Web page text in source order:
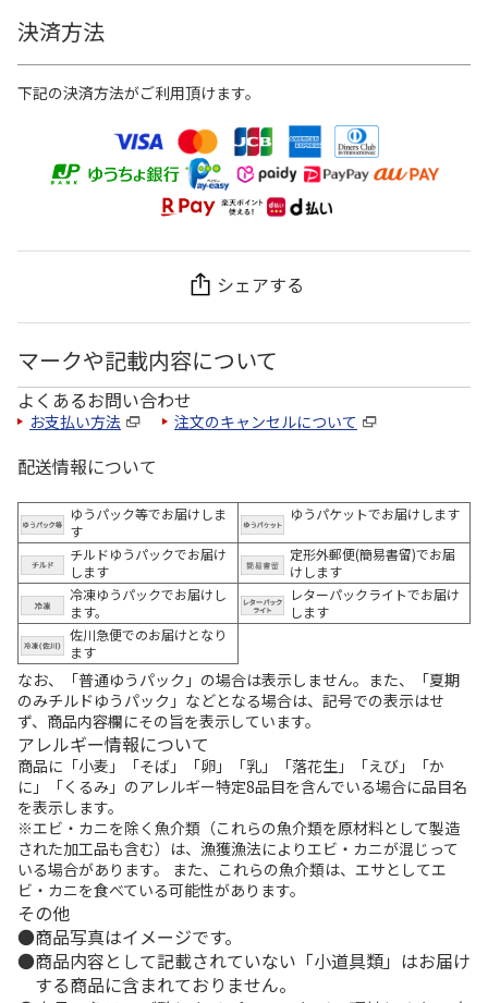
決済方法
下記の決済方法がご利用頂けます。
シェアする
マークや記載内容について
よくあるお問い合わせ
お支払い方法 注文のキャンセルについて
配送情報について
ゆうパック等でお届けしま
す
ゆうパケットでお届けします
チルドゆうパックでお届け
します
定形外郵便(簡易書留)でお届
けします
冷凍ゆうパックでお届けし
ます。
レターパックライトでお届け
します
佐川急便でのお届けとなり
ます
なお、「普通ゆうパック」の場合は表示しません。また、「夏期
のみチルドゆうパック」などとなる場合は、記号での表示はせ
ず、商品内容欄にその旨を表示しています。
アレルギー情報について
商品に「小麦」「そば」「卵」「乳」「落花生」「えび」「か
に」「くるみ」のアレルギー特定8品目を含んでいる場合に品目名
を表示します。
※エビ・カニを除く魚介類（これらの魚介類を原材料として製造
された加工品も含む）は、漁獲漁法によりエビ・カニが混じって
いる場合があります。 また、これらの魚介類は、エサとしてエ
ビ・カニを食べている可能性があります。
その他
商品写真はイメージです。
商品内容として記載されていない「小道具類」はお届け
する商品に含まれておりません。